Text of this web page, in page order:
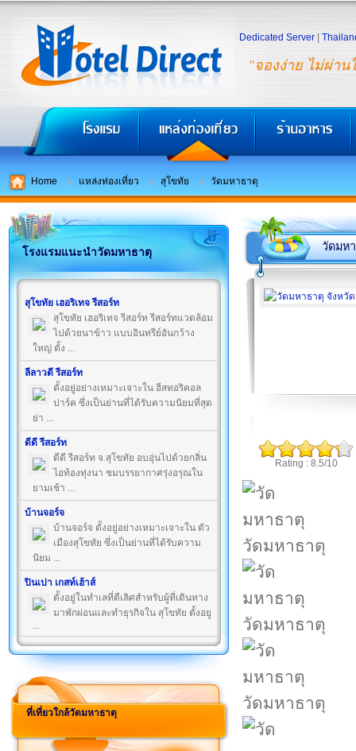
"จองง่าย ไม่ผ่าน
Dedicated Server
Home แหล่งท่องเที่ยว สุโขทัย วัดมหาธาตุ
โรงแรมแนะนำวัดมหาธาตุ
สุโขทัย เฮอริเทจ รีสอร์ท
สุโขทัย เฮอริเทจ รีสอร์ท รีสอร์ทแวดล้อม
ไปด้วยนาข้าว แบบอินทรีย์อันกว้าง
ใหญ่ ตั้ง ...
ลีลาวดี รีสอร์ท
ตั้งอยู่อย่างเหมาะเจาะใน ฮีสทอริคอล
ปาร์ค ซึ่งเป็นย่านที่ได้รับความนิยมที่สุด
ย่า ...
ดีดี รีสอร์ท
ดีดี รีสอร์ท จ.สุโขทัย อบอุ่นไปด้วยกลิ่น
ไอท้องทุ่งนา ชมบรรยากาศรุ่งอรุณใน
ยามเช้า ...
บ้านจอร์จ
บ้านจอร์จ ตั้งอยู่อย่างเหมาะเจาะใน ตัว
เมืองสุโขทัย ซึ่งเป็นย่านที่ได้รับความ
นิยม ...
ปินเปา เกสท์เฮ้าส์
ตั้งอยู่ในทำเลที่ดีเลิศสำหรับผู้ที่เดินทาง
มาพักผ่อนและทำธุรกิจใน สุโขทัย ตั้งอยู
...
ที่เที่ยวใกล้วัดมหาธาตุ
วัดมห
Rating : 8.5/10
วัดมหาธาตุ
วัดมหาธาตุ
วัดมหาธาตุ